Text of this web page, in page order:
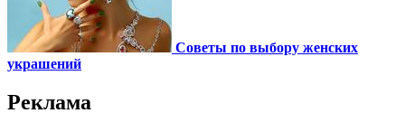
Советы по выбору женских
украшений
Реклама